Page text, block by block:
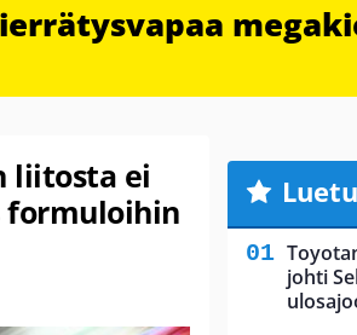
liitosta ei
formuloihin
johti